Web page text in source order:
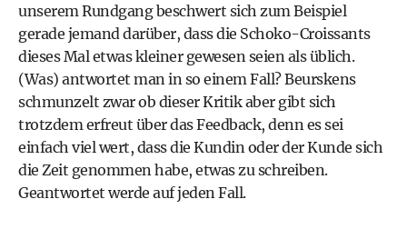
unserem Rundgang beschwert sich zum Beispiel
gerade jemand darüber, dass die Schoko-Croissants
dieses Mal etwas kleiner gewesen seien als üblich.
(Was) antwortet man in so einem Fall? Beurskens
schmunzelt zwar ob dieser Kritik aber gibt sich
trotzdem erfreut über das Feedback, denn es sei
einfach viel wert, dass die Kundin oder der Kunde sich
die Zeit genommen habe, etwas zu schreiben.
Geantwortet werde auf jeden Fall.